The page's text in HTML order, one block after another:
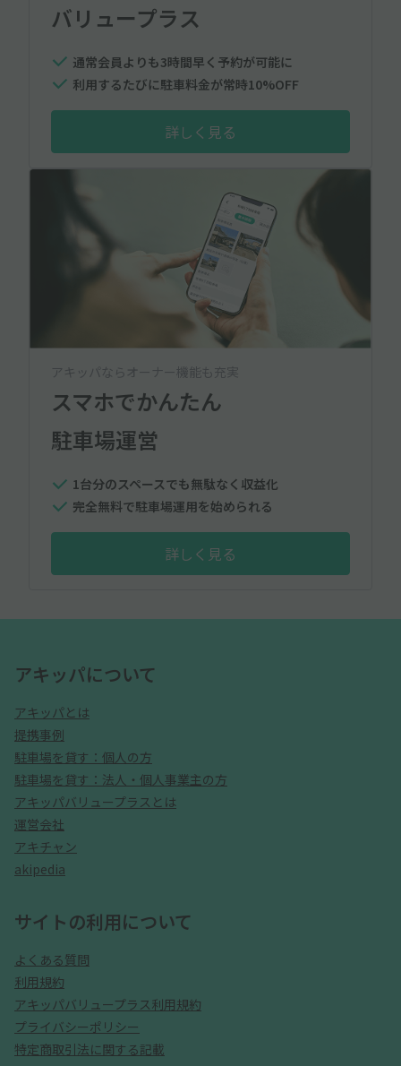
バリュープラス
通常会員よりも3時間早く予約が可能に
利用するたびに駐車料金が常時10%OFF
詳しく見る
アキッパならオーナー機能も充実
スマホでかんたん
駐車場運営
1台分のスペースでも無駄なく収益化
完全無料で駐車場運用を始められる
詳しく見る
アキッパについて
アキッパとは
提携事例
駐車場を貸す：個人の方
駐車場を貸す：法人・個人事業主の方
アキッパバリュープラスとは
運営会社
アキチャン
akipedia
サイトの利用について
よくある質問
利用規約
アキッパバリュープラス利用規約
プライバシーポリシー
特定商取引法に関する記載